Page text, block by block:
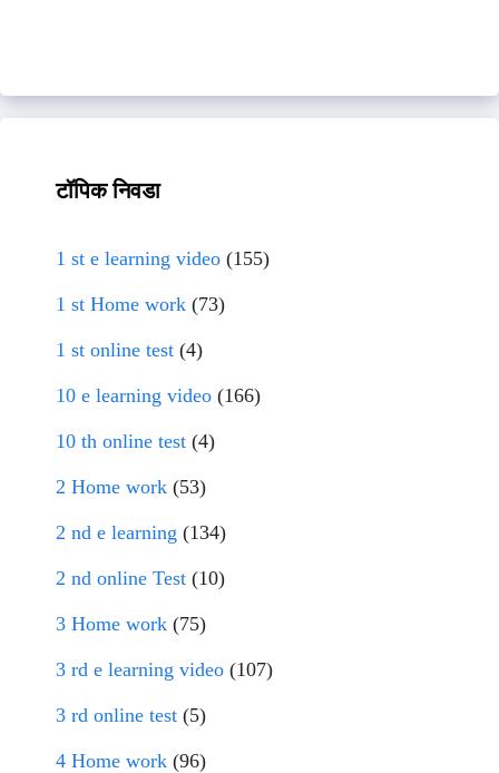
टॉपिक निवडा
1 st e learning video (155)
1 st Home work (73)
1 st online test (4)
10 e learning video (166)
10 th online test (4)
2 Home work (53)
2 nd e learning (134)
2 nd online Test (10)
3 Home work (75)
3 rd e learning video (107)
3 rd online test (5)
4 Home work (96)